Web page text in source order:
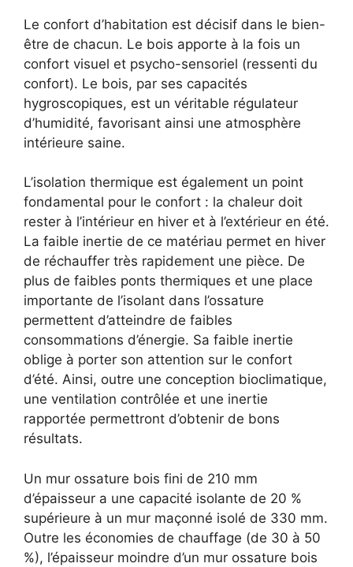
Le confort d’habitation est décisif dans le bien-
être de chacun. Le bois apporte à la fois un
confort visuel et psycho-sensoriel (ressenti du
confort). Le bois, par ses capacités
hygroscopiques, est un véritable régulateur
d’humidité, favorisant ainsi une atmosphère
intérieure saine.
L’isolation thermique est également un point
fondamental pour le confort : la chaleur doit
rester à l’intérieur en hiver et à l’extérieur en été.
La faible inertie de ce matériau permet en hiver
de réchauffer très rapidement une pièce. De
plus de faibles ponts thermiques et une place
importante de l’isolant dans l’ossature
permettent d’atteindre de faibles
consommations d’énergie. Sa faible inertie
oblige à porter son attention sur le confort
d’été. Ainsi, outre une conception bioclimatique,
une ventilation contrôlée et une inertie
rapportée permettront d’obtenir de bons
résultats.
Un mur ossature bois fini de 210 mm
d’épaisseur a une capacité isolante de 20 %
supérieure à un mur maçonné isolé de 330 mm.
Outre les économies de chauffage (de 30 à 50
%), l’épaisseur moindre d’un mur ossature bois